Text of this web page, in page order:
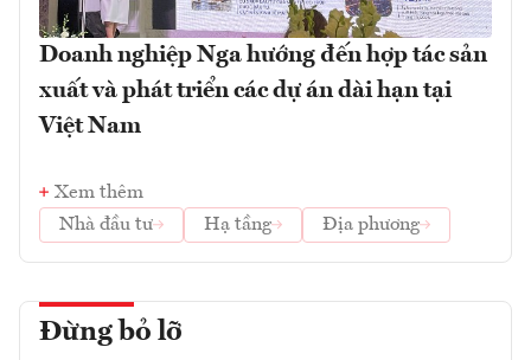
Doanh nghiệp Nga hướng đến hợp tác sản
xuất và phát triển các dự án dài hạn tại
Việt Nam
Xem thêm
Nhà đầu tư
Hạ tầng Địa phương
Đừng bỏ lỡ